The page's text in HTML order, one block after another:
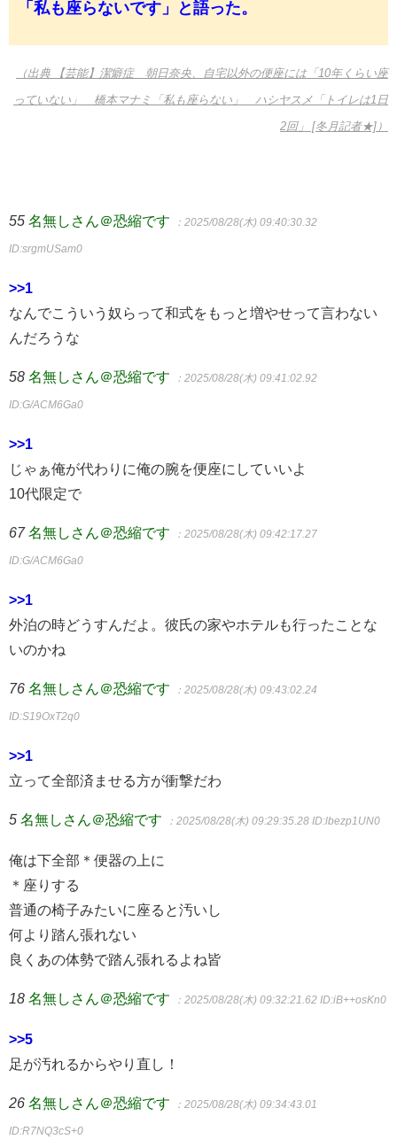
「私も座らないです」と語った。
（出典 【芸能】潔癖症 朝日奈央、自宅以外の便座には「10年くらい座
っていない」 橋本マナミ「私も座らない」 ハシヤスメ「トイレは1日
2回」 [冬月記者★]）
55 名無しさん＠恐縮です ：2025/08/28(木) 09:40:30.32
ID:srgmUSam0
>>1
なんでこういう奴らって和式をもっと増やせって言わない
んだろうな
58 名無しさん＠恐縮です ：2025/08/28(木) 09:41:02.92
ID:G/ACM6Ga0
>>1
じゃぁ俺が代わりに俺の腕を便座にしていいよ
10代限定で
67 名無しさん＠恐縮です ：2025/08/28(木) 09:42:17.27
ID:G/ACM6Ga0
>>1
外泊の時どうすんだよ。彼氏の家やホテルも行ったことな
いのかね
76 名無しさん＠恐縮です ：2025/08/28(木) 09:43:02.24
ID:S19OxT2q0
>>1
立って全部済ませる方が衝撃だわ
5 名無しさん＠恐縮です ：2025/08/28(木) 09:29:35.28 ID:lbezp1UN0
俺は下全部＊便器の上に
＊座りする
普通の椅子みたいに座ると汚いし
何より踏ん張れない
良くあの体勢で踏ん張れるよね皆
18 名無しさん＠恐縮です ：2025/08/28(木) 09:32:21.62 ID:iB++osKn0
>>5
足が汚れるからやり直し！
26 名無しさん＠恐縮です ：2025/08/28(木) 09:34:43.01
ID:R7NQ3cS+0